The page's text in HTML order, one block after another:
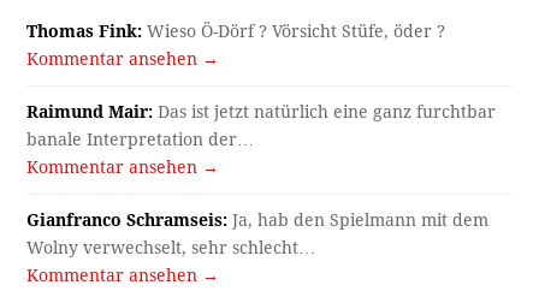
Thomas Fink: Wieso Ö-Dörf ? Vörsicht Stüfe, öder ?
Kommentar ansehen →
Raimund Mair: Das ist jetzt natürlich eine ganz furchtbar
banale Interpretation der…
Kommentar ansehen →
Gianfranco Schramseis: Ja, hab den Spielmann mit dem
Wolny verwechselt, sehr schlecht…
Kommentar ansehen →